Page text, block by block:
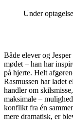
Under
Både elever og
mødet – han har
på hjerte. Helt
Rasmussen har ladet
handler om
maksimale –
konflikt fra én
mere dramatisk, er